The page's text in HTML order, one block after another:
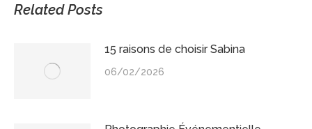
Related Posts
15 raisons de choisir Sabina
06/02/2026